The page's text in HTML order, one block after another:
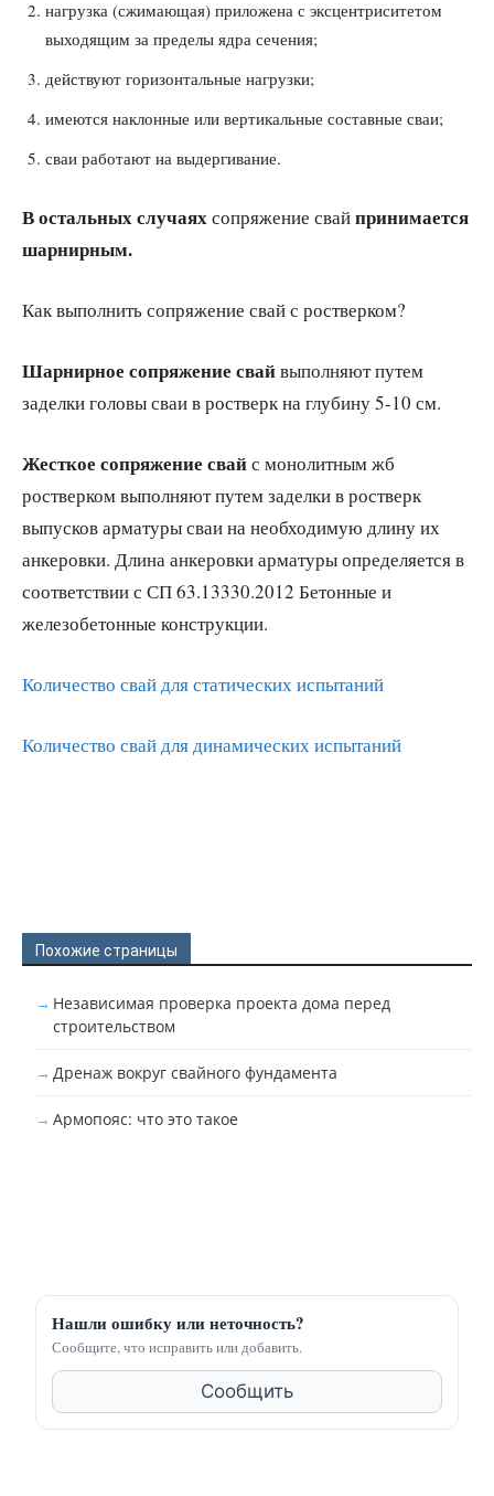
нагрузка (сжимающая) приложена с эксцентриситетом
выходящим за пределы ядра сечения;
действуют горизонтальные нагрузки;
имеются наклонные или вертикальные составные сваи;
сваи работают на выдергивание.
В остальных случаяхсопряжение свайпринимается
шарнирным.
Как выполнить сопряжение свай с ростверком?
Шарнирное сопряжение свайвыполняют путем
заделки головы сваи в ростверк на глубину 5-10 см.
Жесткое сопряжение свайс монолитным жб
ростверком выполняют путем заделки в ростверк
выпусков арматуры сваи на необходимую длину их
анкеровки. Длина анкеровки арматуры определяется в
соответствии с СП 63.13330.2012 Бетонные и
железобетонные конструкции.
Количество свай для статических испытаний
Количество свай для динамических испытаний
Похожие страницы
Независимая проверка проекта дома перед
строительством
Дренаж вокруг свайного фундамента
Армопояс: что это такое
Нашли ошибку или неточность?
Сообщите, что исправить или добавить.
Сообщить